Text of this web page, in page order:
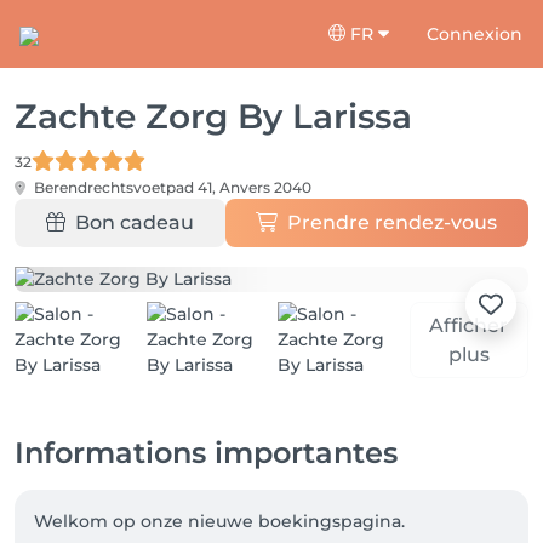
FR Connexion
Zachte Zorg By Larissa
32
Berendrechtsvoetpad 41, Anvers 2040
Bon cadeau Prendre rendez-vous
Afficher
plus
Informations importantes
Welkom op onze nieuwe boekingspagina.